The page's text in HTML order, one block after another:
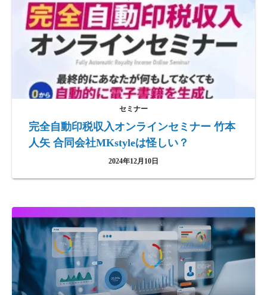
セミナー
完全自動印税収入オンラインセミナー 竹本
人矢 合同会社MKstyleは怪しい？
2024年12月10日